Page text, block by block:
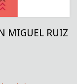
MIGUEL RUIZ